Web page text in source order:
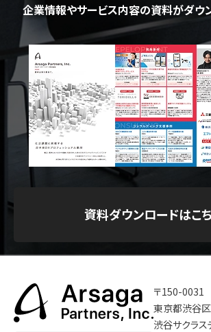
企業情報やサービス内容の資料がダウ
資料ダウンロードはこ
〒150-0031
東京都渋谷
渋谷サクラ